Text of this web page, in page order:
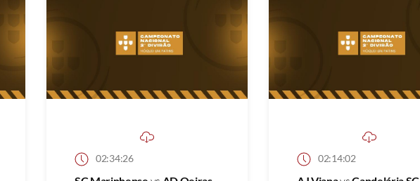
02:34:26 02:14:02